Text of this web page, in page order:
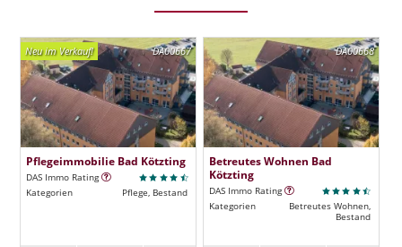
DA00667
Neu im Verkauf!
Pflegeimmobilie Bad Kötzting
DAS Immo Rating
Kategorien
Pflege, Bestand
DA00668
Betreutes Wohnen Bad
Kötzting
DAS Immo Rating
Kategorien
Betreutes Wohnen,
Bestand